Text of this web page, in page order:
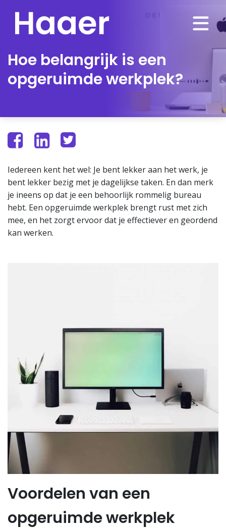
Hoe belangrijk is een
opgeruimde werkplek?
Iedereen kent het wel: Je bent lekker aan het werk, je
bent lekker bezig met je dagelijkse taken. En dan merk
je ineens op dat je een behoorlijk rommelig bureau
hebt. Een opgeruimde werkplek brengt rust met zich
mee, en het zorgt ervoor dat je effectiever en geordend
kan werken.
Voordelen van een
opgeruimde werkplek